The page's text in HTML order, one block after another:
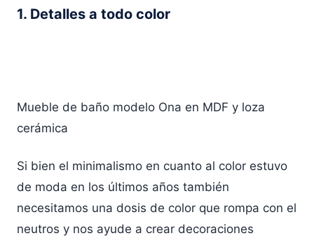
1. Detalles a todo color
Mueble de baño modelo Ona en MDF y loza
cerámica
Si bien el minimalismo en cuanto al color estuvo
de moda en los últimos años también
necesitamos una dosis de color que rompa con el
neutros y nos ayude a crear decoraciones